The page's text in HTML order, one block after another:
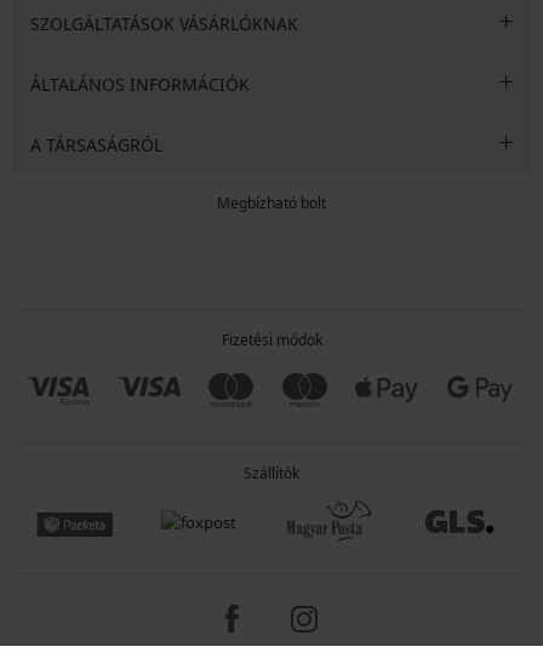
SZOLGÁLTATÁSOK VÁSÁRLÓKNAK
ÁLTALÁNOS INFORMÁCIÓK
A TÁRSASÁGRÓL
Megbízható bolt
Fizetési módok
Szállítók